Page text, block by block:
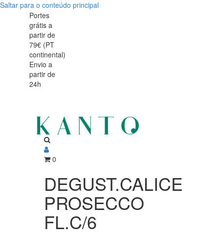
Saltar para o conteúdo principal
DEGUST.CALICE
PROSECCO
FL.C/6
DEGUST.CALICE
PROSECCO
FL.C/6
Portes
grátis a
partir de
79€ (PT
continental)
Envio a
partir de
24h
0
DEGUST.CALICE
PROSECCO
FL.C/6